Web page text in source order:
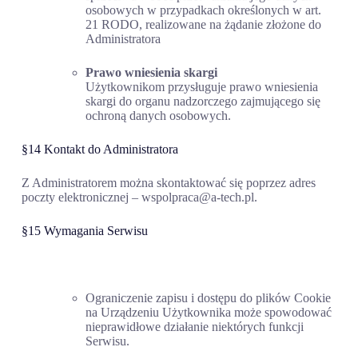
osobowych w przypadkach określonych w art.
21 RODO, realizowane na żądanie złożone do
Administratora
Prawo wniesienia skargi
Użytkownikom przysługuje prawo wniesienia
skargi do organu nadzorczego zajmującego się
ochroną danych osobowych.
§14 Kontakt do Administratora
Z Administratorem można skontaktować się poprzez adres
poczty elektronicznej – wspolpraca@a-tech.pl.
§15 Wymagania Serwisu
Ograniczenie zapisu i dostępu do plików Cookie
na Urządzeniu Użytkownika może spowodować
nieprawidłowe działanie niektórych funkcji
Serwisu.